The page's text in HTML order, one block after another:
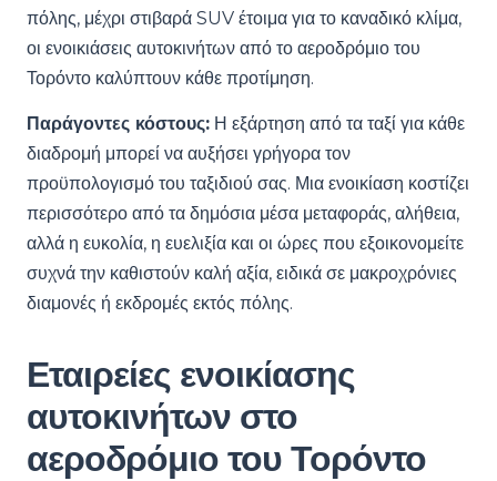
πόλης, μέχρι στιβαρά SUV έτοιμα για το καναδικό κλίμα,
οι ενοικιάσεις αυτοκινήτων από το αεροδρόμιο του
Τορόντο καλύπτουν κάθε προτίμηση.
Παράγοντες κόστους: Η εξάρτηση από τα ταξί για κάθε
διαδρομή μπορεί να αυξήσει γρήγορα τον
προϋπολογισμό του ταξιδιού σας. Μια ενοικίαση κοστίζει
περισσότερο από τα δημόσια μέσα μεταφοράς, αλήθεια,
αλλά η ευκολία, η ευελιξία και οι ώρες που εξοικονομείτε
συχνά την καθιστούν καλή αξία, ειδικά σε μακροχρόνιες
διαμονές ή εκδρομές εκτός πόλης.
Εταιρείες ενοικίασης
αυτοκινήτων στο
αεροδρόμιο του Τορόντο